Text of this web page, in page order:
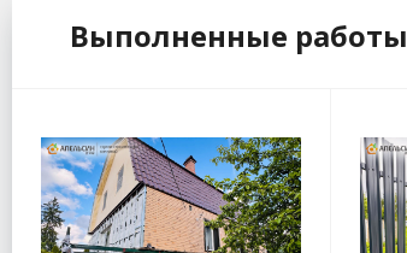
Выполненные работы